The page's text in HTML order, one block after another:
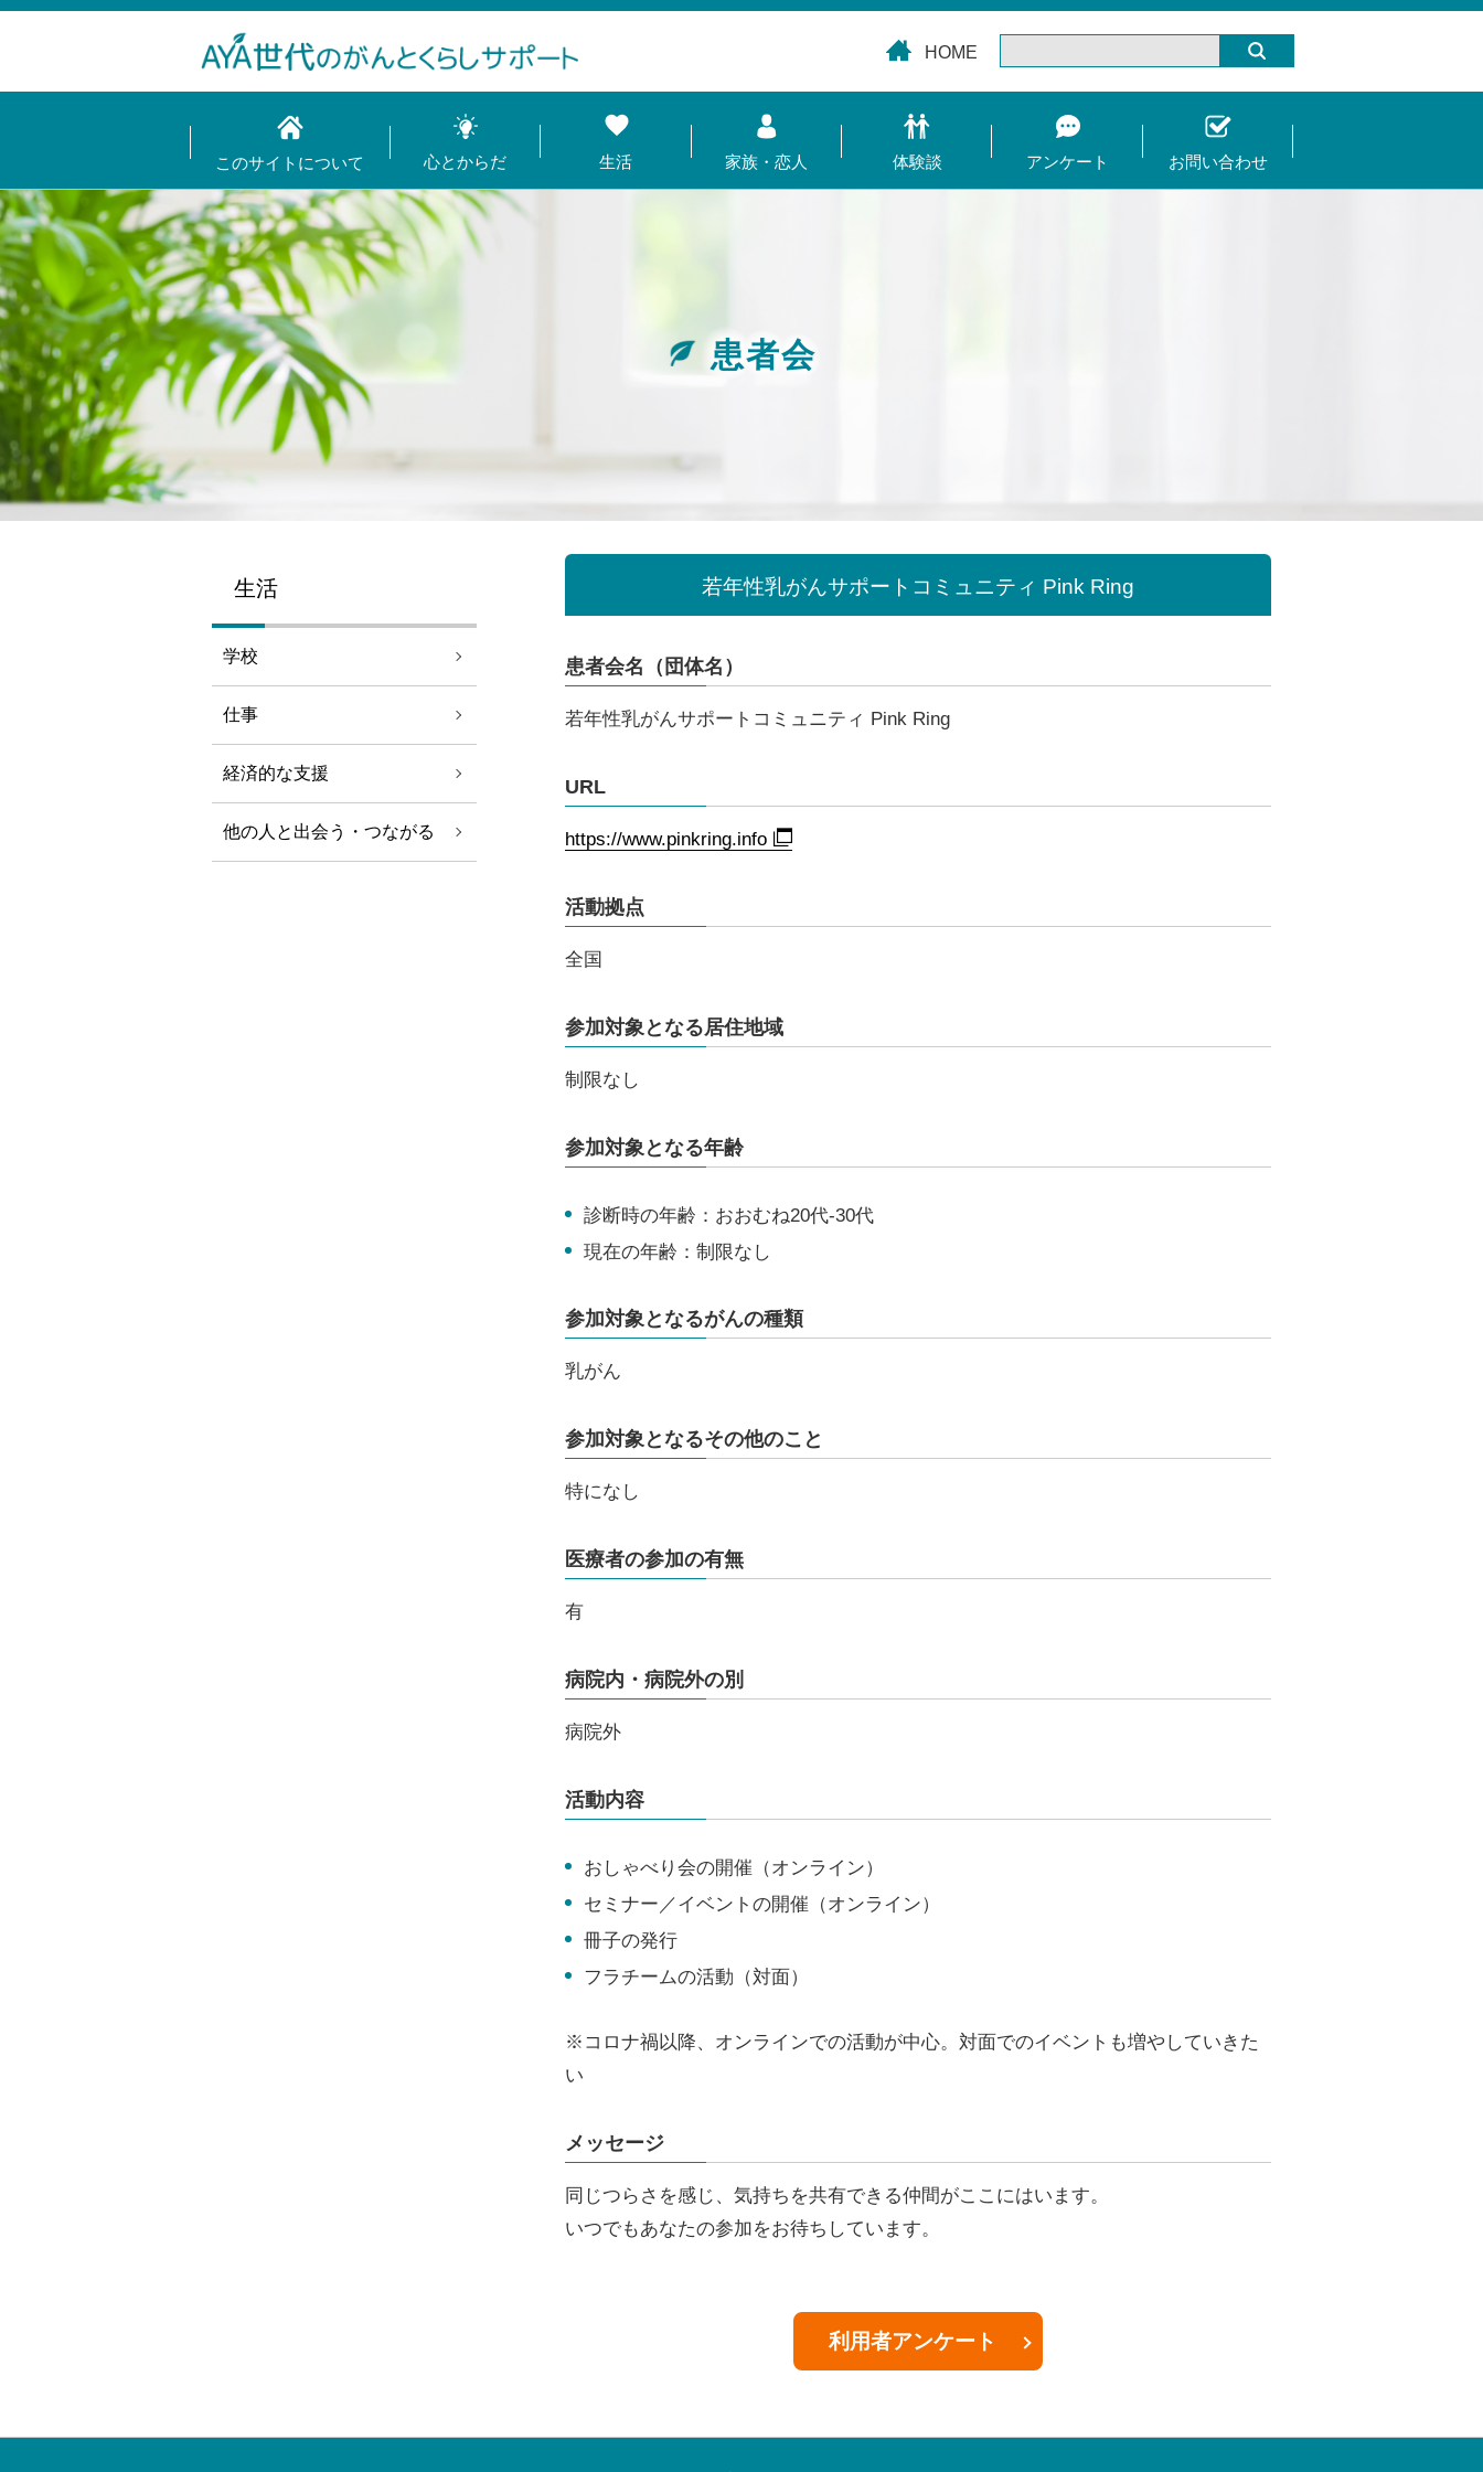
HOME
このサイトについて 心とからだ 生活 家族・恋人 体験談 アンケート お問い合わせ
患者会
若年性乳がんサポートコミュニティ Pink Ring
患者会名（団体名）
若年性乳がんサポートコミュニティ Pink Ring
URL
https://www.pinkring.info
活動拠点
全国
参加対象となる居住地域
制限なし
参加対象となる年齢
診断時の年齢：おおむね20代-30代
現在の年齢：制限なし
参加対象となるがんの種類
乳がん
参加対象となるその他のこと
特になし
医療者の参加の有無
有
病院内・病院外の別
病院外
活動内容
おしゃべり会の開催（オンライン）
セミナー／イベントの開催（オンライン）
冊子の発行
フラチームの活動（対面）
※コロナ禍以降、オンラインでの活動が中心。対面でのイベントも増やしていきた
い
メッセージ
同じつらさを感じ、気持ちを共有できる仲間がここにはいます。
いつでもあなたの参加をお待ちしています。
利用者アンケート
生活
学校
仕事
経済的な支援
他の人と出会う・つながる